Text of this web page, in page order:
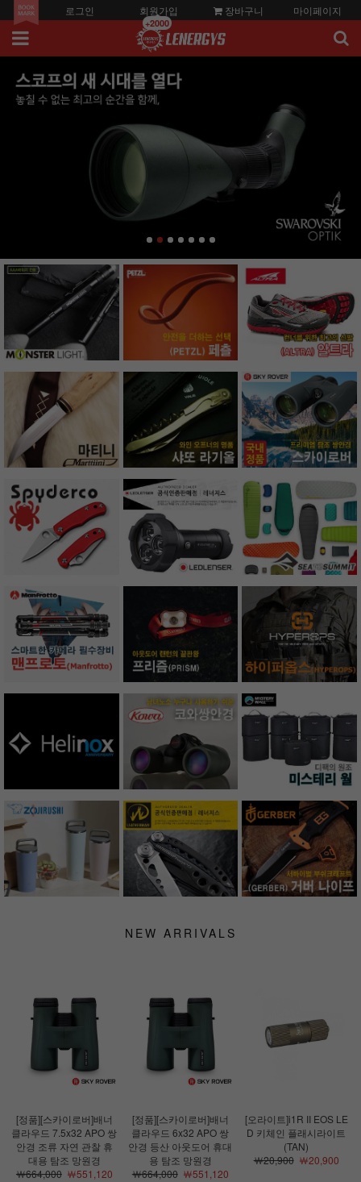
로그인 회원가입
+2000
장바구니 마이페이지
NEW ARRIVALS
[정품][스카이로버]배너
클라우드 7.5x32 APO 쌍
안경 조류 자연 관찰 휴
대용 탐조 망원경
￦664,000￦551,120
[정품][스카이로버]배너
클라우드 6x32 APO 쌍
안경 등산 아웃도어 휴대
용 탐조 망원경
￦664,000￦551,120
[오라이트]i1R II EOS LE
D 키체인 플래시라이트
(TAN)
￦20,900￦20,900